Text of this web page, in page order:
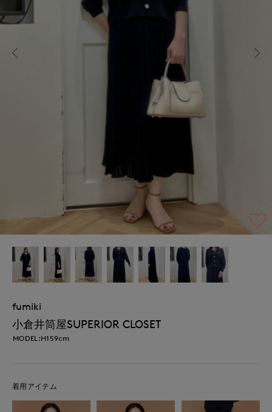
fumiki
小倉井筒屋SUPERIOR CLOSET
MODEL:H159cm
着用アイテム